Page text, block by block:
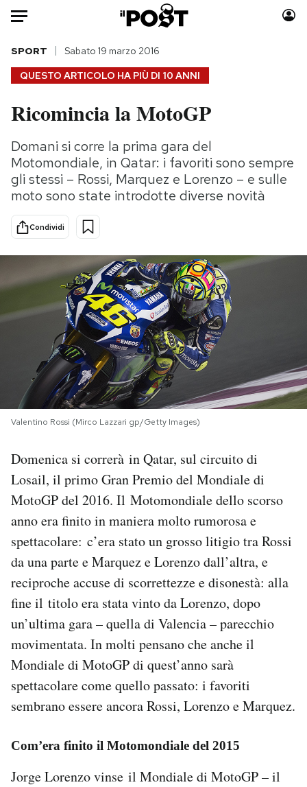
Auto
HOME
Italia
Politica
Tecnologia
Internet
Scienza
Cultura
Economia
Sport
Moda
Consumismi
Storie/Idee
Ok Boomer!
Altrecose
Mondiali calcio 2026
PODCAST
NEWSLETTER
I MIEI PREFERITI
CALENDARIO
AREA PERSONALE
Area Personale
Newsletter
Notifiche mobile
Regala il Post
Hai bisogno di aiuto?
Esci
QUESTO ARTICOLO HA PIÙ DI 10 ANNI
SPORT Sabato 19 marzo 2016
Ricomincia la MotoGP
Domani si corre la prima gara del
Motomondiale, in Qatar: i favoriti sono sempre
gli stessi – Rossi, Marquez e Lorenzo – e sulle
moto sono state introdotte diverse novità
Condividi
Valentino Rossi (Mirco Lazzari gp/Getty Images)
Domenica si correrà in Qatar, sul circuito di
Losail, il primo Gran Premio del Mondiale di
MotoGP del 2016. Il Motomondiale dello scorso
anno era finito in maniera molto rumorosa e
spettacolare: c’era stato un grosso litigio tra Rossi
da una parte e Marquez e Lorenzo dall’altra, e
reciproche accuse di scorrettezze e disonestà: alla
fine il titolo era stata vinto da Lorenzo, dopo
un’ultima gara – quella di Valencia – parecchio
movimentata. In molti pensano che anche il
Mondiale di MotoGP di quest’anno sarà
spettacolare come quello passato: i favoriti
sembrano essere ancora Rossi, Lorenzo e Marquez.
Com’era finito il Motomondiale del 2015
Jorge Lorenzo vinse il Mondiale di MotoGP – il